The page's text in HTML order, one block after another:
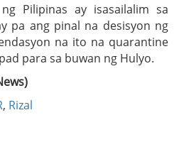
Pilipinas ay isasailalim sa
pa ang pinal na desisyon ng
na ito na quarantine
para sa buwan ng Hulyo.
, Rizal